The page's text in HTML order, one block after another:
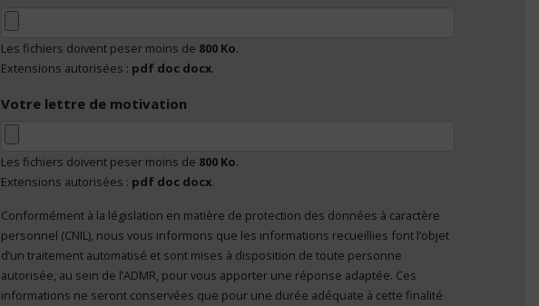
Les fichiers doivent peser moins de 800 Ko.
Extensions autorisées : pdf doc docx.
Votre lettre de motivation
Les fichiers doivent peser moins de 800 Ko.
Extensions autorisées : pdf doc docx.
En cliquant sur "Envoyer", je consens au traitement de mes données à
caractère personnel*
Conformément à la législation en matière de protection des données à caractère
personnel (CNIL), nous vous informons que les informations recueillies font l’objet
d’un traitement automatisé et sont mises à disposition de toute personne
autorisée, au sein de l’ADMR, pour vous apporter une réponse adaptée. Ces
informations ne seront conservées que pour une durée adéquate à cette finalité